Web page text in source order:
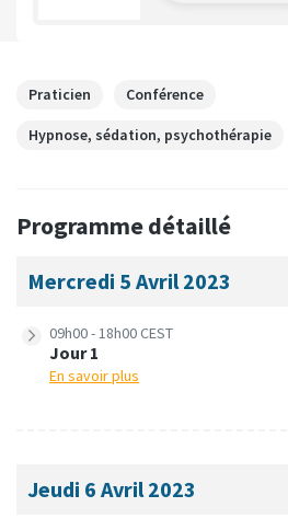
Praticien Conférence
Hypnose, sédation, psychothérapie
Programme détaillé
Mercredi 5 Avril 2023
09h00 - 18h00 CEST
Jour 1
En savoir plus
Jeudi 6 Avril 2023